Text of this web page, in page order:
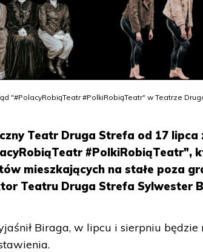
"#PolacyRobiąTeatr #PolkiRobiąTeatr" w Teatrze
Teatr Druga Strefa od 17
#PolkiRobiąTeatr",
mieszkających na stałe poza
Teatru Druga Strefa Sylwester
Biraga, w lipcu i sierpniu